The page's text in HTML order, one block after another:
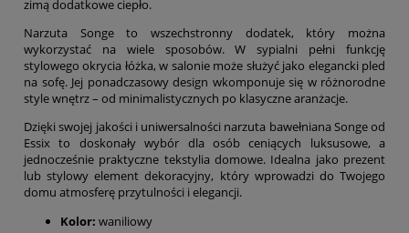
zimą dodatkowe ciepło.
Narzuta Songe to wszechstronny dodatek, który można
wykorzystać na wiele sposobów. W sypialni pełni funkcję
stylowego okrycia łóżka, w salonie może służyć jako elegancki pled
na sofę. Jej ponadczasowy design wkomponuje się w różnorodne
style wnętrz – od minimalistycznych po klasyczne aranżacje.
Dzięki swojej jakości i uniwersalności narzuta bawełniana Songe od
Essix to doskonały wybór dla osób ceniących luksusowe, a
jednocześnie praktyczne tekstylia domowe. Idealna jako prezent
lub stylowy element dekoracyjny, który wprowadzi do Twojego
domu atmosferę przytulności i elegancji.
Kolor: waniliowy